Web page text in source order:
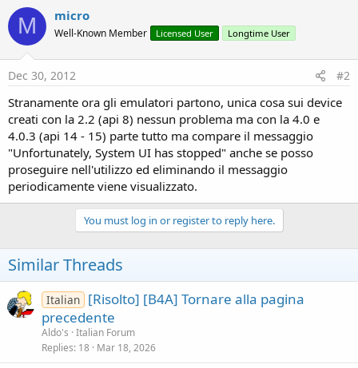
M micro
Well-Known Member Licensed User Longtime User
Dec 30, 2012 #2
Stranamente ora gli emulatori partono, unica cosa sui device
creati con la 2.2 (api 8) nessun problema ma con la 4.0 e
4.0.3 (api 14 - 15) parte tutto ma compare il messaggio
"Unfortunately, System UI has stopped" anche se posso
proseguire nell'utilizzo ed eliminando il messaggio
periodicamente viene visualizzato.
You must log in or register to reply here.
Similar Threads
Italian [Risolto] [B4A] Tornare alla pagina
precedente
Aldo's Italian Forum
Replies 18 Mar 18, 2026